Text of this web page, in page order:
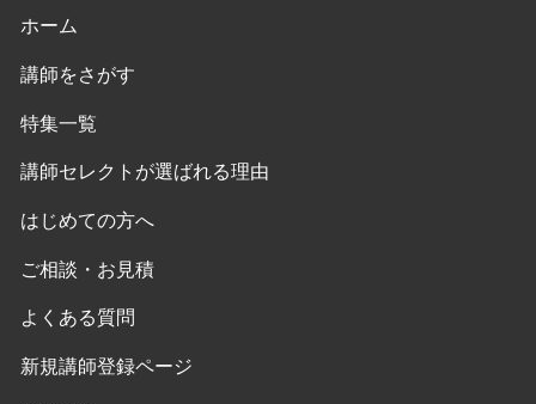
ホーム
講師をさがす
特集一覧
講師セレクトが選ばれる理由
はじめての方へ
ご相談・お見積
よくある質問
新規講師登録ページ